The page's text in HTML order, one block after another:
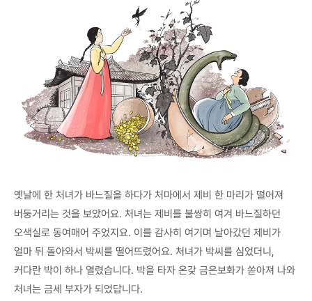
옛날에 한 처녀가 바느질을 하다가 처마에서 제비 한 마리가 떨어져
버둥거리는 것을 보았어요. 처녀는 제비를 불쌍히 여겨 바느질하던
오색실로 동여매어 주었지요. 이를 감사히 여기며 날아갔던 제비가
얼마 뒤 돌아와서 박씨를 떨어뜨렸어요. 처녀가 박씨를 심었더니,
커다란 박이 하나 열렸습니다. 박을 타자 온갖 금은보화가 쏟아져 나와
처녀는 금세 부자가 되었답니다.